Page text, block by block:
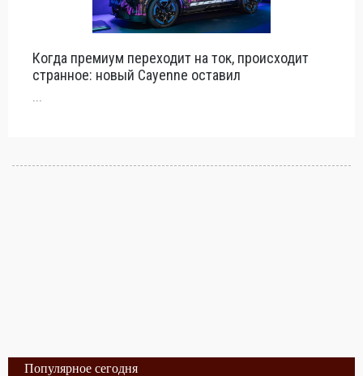
Когда премиум переходит на ток, происходит
странное: новый Cayenne оставил
...
Популярное сегодня